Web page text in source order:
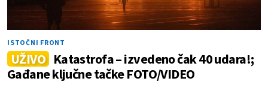
ISTOČNI FRONT
UŽIVO Katastrofa – izvedeno čak 40 udara!;
Gađane ključne tačke FOTO/VIDEO